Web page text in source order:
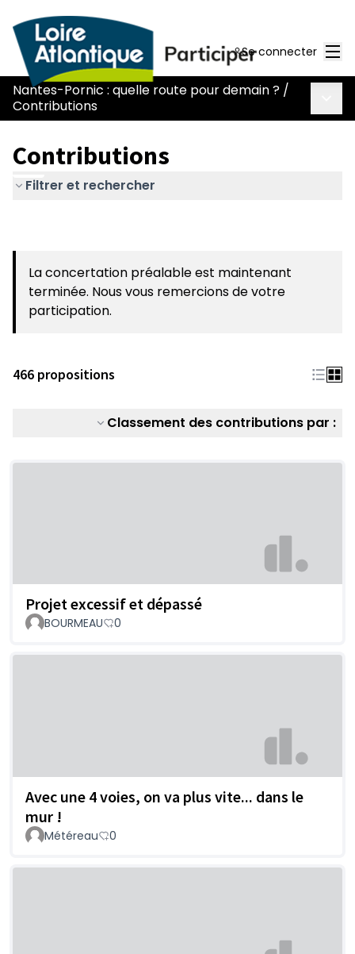
Se connecter
Nantes-Pornic : quelle route pour demain ? /
Contributions
Contributions
Filtrer et rechercher
La concertation préalable est maintenant
terminée. Nous vous remercions de votre
participation.
466 propositions
Classement des contributions par :
Projet excessif et dépassé
BOURMEAU 0
Avec une 4 voies, on va plus vite... dans le
mur !
Météreau 0